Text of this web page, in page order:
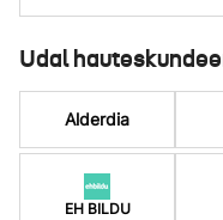
Udal
Alderdia
EH BILDU